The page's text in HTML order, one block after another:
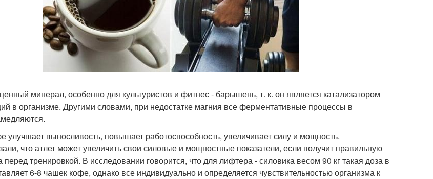
минерал, особенно для культуристов и фитнес - барышень, т. к. он является катализатором
в организме. Другими словами, при недостатке магния все ферментативные процессы в
улучшает выносливость, повышает работоспособность, увеличивает силу и мощность.
что атлет может увеличить свои силовые и мощностные показатели, если получит правильную
перед тренировкой. В исследовании говорится, что для лифтера - силовика весом 90 кг такая доза в
6-8 чашек кофе, однако все индивидуально и определяется чувствительностью организма к